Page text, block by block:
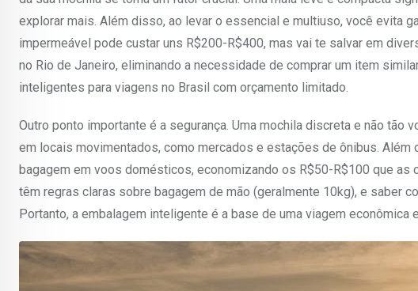
explorar mais. Além disso, ao levar o essencial e multiuso, você evita
impermeável pode custar uns R$200-R$400, mas vai te salvar em
no Rio de Janeiro, eliminando a necessidade de comprar um item
inteligentes para viagens no Brasil com orçamento limitado.
Outro ponto importante é a segurança. Uma mochila discreta e não tão
em locais movimentados, como mercados e estações de ônibus.
bagagem em voos domésticos, economizando os R$50-R$100 que as
têm regras claras sobre bagagem de mão (geralmente 10kg), e saber
Portanto, a embalagem inteligente é a base de uma viagem